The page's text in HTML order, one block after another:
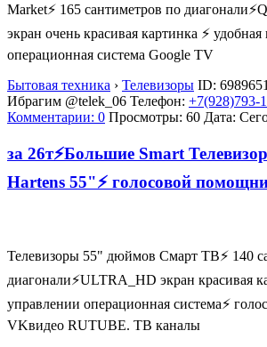
Маrket⚡️ 165 сантиметров по
экран очень красивая картинка ⚡
операционная система Google TV
Бытовая техника › Телевизоры ID: 6989651
Ибрагим @telek_06 Телефон: +7(928)793-
Комментарии: 0 Просмотры: 60 Дата:
за 26т⚡Большие Smart
Hartens 55"⚡ голосовой
Телевизоры 55" дюймов Смарт ТВ⚡️ 140
диагонали⚡️ULTRA_HD экран красивая
управлении операционная система⚡
VKвидео RUTUBE. ТВ каналы